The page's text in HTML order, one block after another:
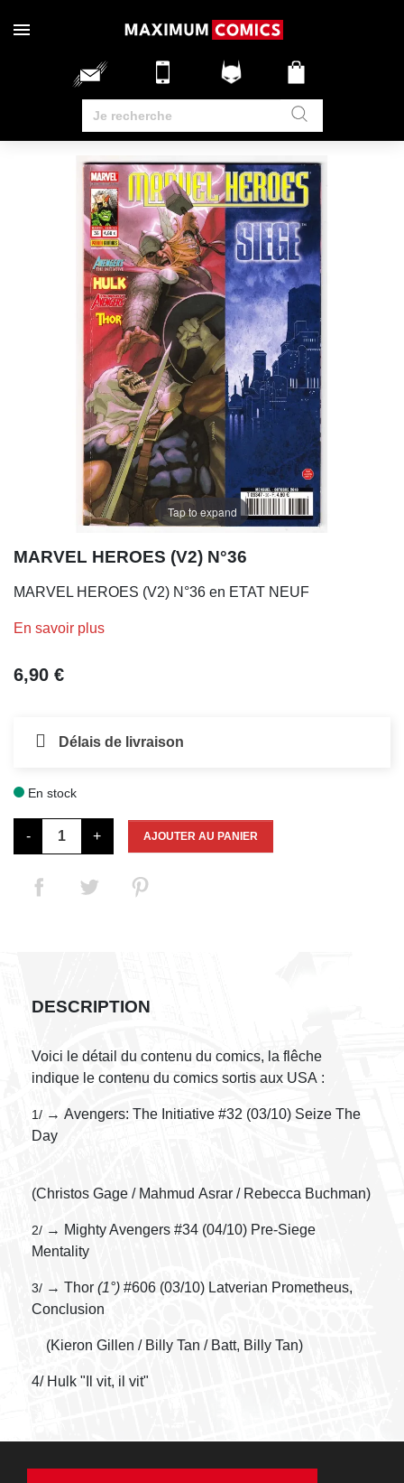
Tap to expand
MARVEL HEROES (V2) N°36
MARVEL HEROES (V2) N°36 en ETAT NEUF
En savoir plus
6,90 €
Délais de livraison
En stock
- + AJOUTER AU PANIER
DESCRIPTION
Voici le détail du contenu du comics, la flêche
indique le contenu du comics sortis aux USA :
1/ → Avengers: The Initiative #32 (03/10) Seize The
Day
(Christos Gage / Mahmud Asrar / Rebecca Buchman)
2/ → Mighty Avengers #34 (04/10) Pre-Siege
Mentality
3/ → Thor (1°) #606 (03/10) Latverian Prometheus,
Conclusion
(Kieron Gillen / Billy Tan / Batt, Billy Tan)
4/ Hulk "Il vit, il vit"